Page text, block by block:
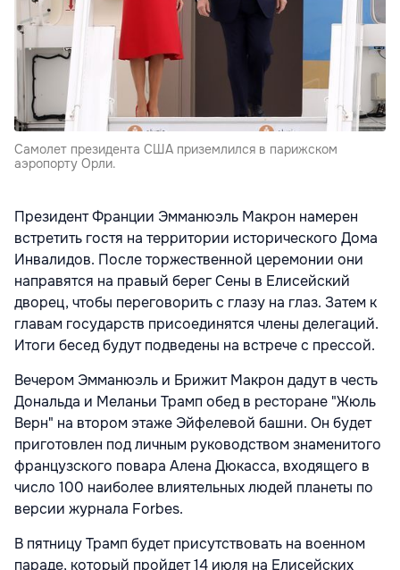
Самолет президента США приземлился в парижском
аэропорту Орли.
Президент Франции Эмманюэль Макрон намерен
встретить гостя на территории исторического Дома
Инвалидов. После торжественной церемонии они
направятся на правый берег Сены в Елисейский
дворец, чтобы переговорить с глазу на глаз. Затем к
главам государств присоединятся члены делегаций.
Итоги бесед будут подведены на встрече с прессой.
Вечером Эмманюэль и Брижит Макрон дадут в честь
Дональда и Меланьи Трамп обед в ресторане "Жюль
Верн" на втором этаже Эйфелевой башни. Он будет
приготовлен под личным руководством знаменитого
французского повара Алена Дюкасса, входящего в
число 100 наиболее влиятельных людей планеты по
версии журнала Forbes.
В пятницу Трамп будет присутствовать на военном
параде, который пройдет 14 июля на Елисейских